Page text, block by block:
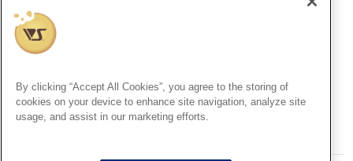
天使の里 霞中庵
ドールポイント大阪
天使のすみか・神戸店
天使のすみか・福岡店
By clicking “Accept All Cookies”, you agree to the storing of
cookies on your device to enhance site navigation, analyze site
usage, and assist in our marketing efforts.